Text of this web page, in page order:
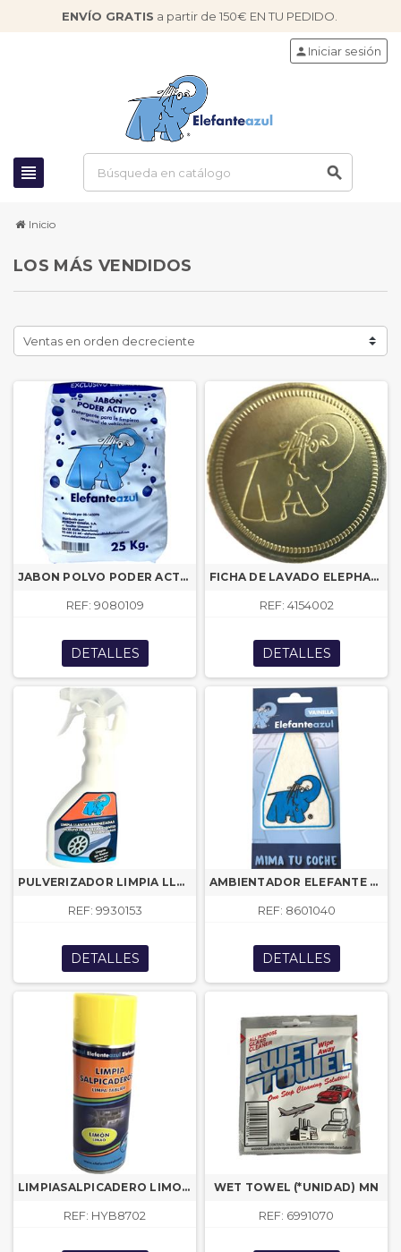
ENVÍO GRATIS a partir de 150€ EN TU PEDIDO.
view_headline search
person Iniciar sesión
Inicio
LOS MÁS VENDIDOS
Ventas en orden decreciente
JABON POLVO PODER ACTIVO 20KG.(PALLET 240/480KG)
REF: 9080109
DETALLES
FICHA DE LAVADO ELEPHANT DIAM. 32mm EA
REF: 4154002
DETALLES
PULVERIZADOR LIMPIA LLANTAS EA MN 500ML
REF: 9930153
DETALLES
AMBIENTADOR ELEFANTE VAINILLA EA MN
REF: 8601040
DETALLES
LIMPIASALPICADERO LIMON 500 ML. EA MN
REF: HYB8702
WET TOWEL (*UNIDAD) MN
REF: 6991070